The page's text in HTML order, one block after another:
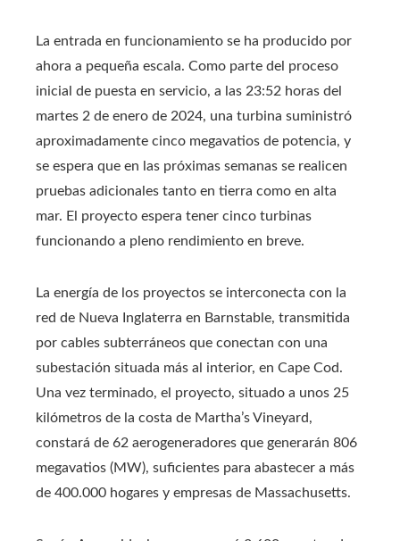
La entrada en funcionamiento se ha producido por
ahora a pequeña escala. Como parte del proceso
inicial de puesta en servicio, a las 23:52 horas del
martes 2 de enero de 2024, una turbina suministró
aproximadamente cinco megavatios de potencia, y
se espera que en las próximas semanas se realicen
pruebas adicionales tanto en tierra como en alta
mar. El proyecto espera tener cinco turbinas
funcionando a pleno rendimiento en breve.
La energía de los proyectos se interconecta con la
red de Nueva Inglaterra en Barnstable, transmitida
por cables subterráneos que conectan con una
subestación situada más al interior, en Cape Cod.
Una vez terminado, el proyecto, situado a unos 25
kilómetros de la costa de Martha’s Vineyard,
constará de 62 aerogeneradores que generarán 806
megavatios (MW), suficientes para abastecer a más
de 400.000 hogares y empresas de Massachusetts.